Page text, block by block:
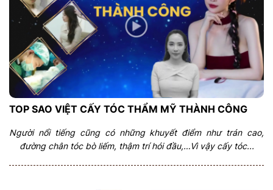
TOP SAO VIỆT CẤY TÓC THẨM MỸ THÀNH CÔNG
Người nổi tiếng cũng có những khuyết điểm như trán cao,
đường chân tóc bò liếm, thậm trí hói đầu,…Vì vậy cấy tóc...